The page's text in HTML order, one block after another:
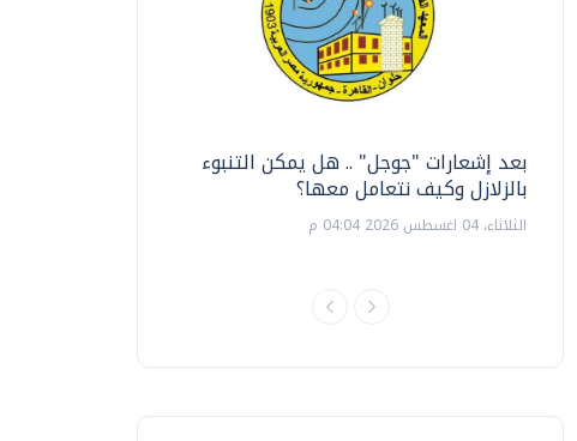
بعد إشعارات "جوجل" .. هل يمكن التنبوء
بالزلازل وكيف نتعامل معها؟
الثلاثاء، 04 اغسطس 2026 04:04 م